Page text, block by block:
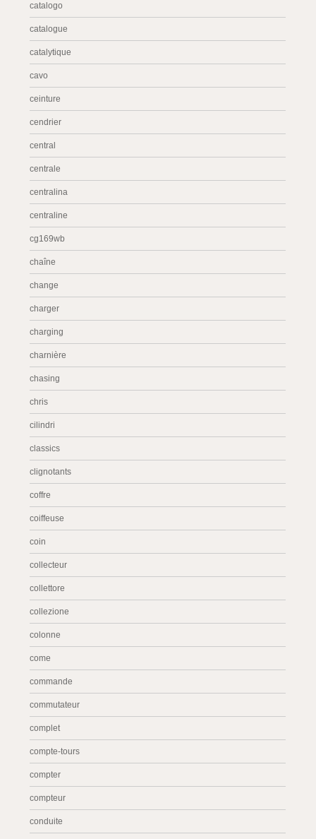
catalogo
catalogue
catalytique
cavo
ceinture
cendrier
central
centrale
centralina
centraline
cg169wb
chaîne
change
charger
charging
charnière
chasing
chris
cilindri
classics
clignotants
coffre
coiffeuse
coin
collecteur
collettore
collezione
colonne
come
commande
commutateur
complet
compte-tours
compter
compteur
conduite